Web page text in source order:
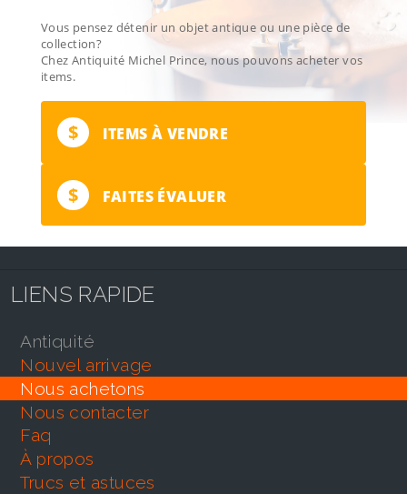
Vous pensez détenir un objet antique ou une pièce de
collection?
Chez Antiquité Michel Prince, nous pouvons acheter vos
items.
$ ITEMS À VENDRE
$ FAITES ÉVALUER
LIENS RAPIDE
antiquité
nouvel arrivage
nous achetons
nous contacter
faq
À propos
trucs et astuces